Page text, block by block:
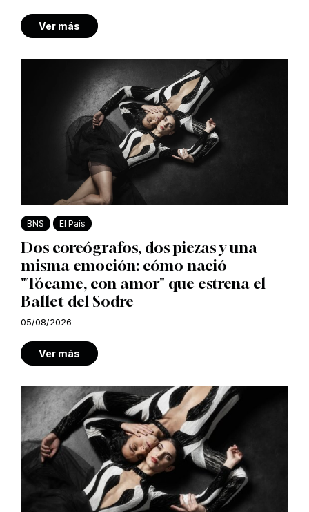
Ver más
BNS El País
Dos coreógrafos, dos piezas y una
misma emoción: cómo nació
"Tócame, con amor" que estrena el
Ballet del Sodre
05/08/2026
Ver más